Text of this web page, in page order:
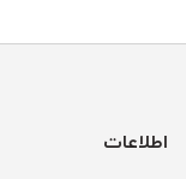
اطلاعات